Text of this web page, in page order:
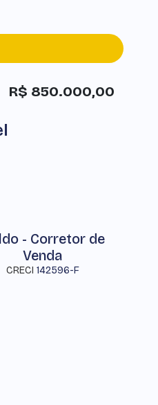
R$ 850.000,00
- Corretor de
Venda
CRECI 142596-F